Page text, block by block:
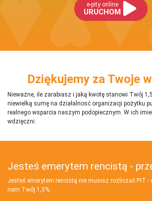
e-pity online
URUCHOM
Dziękujemy za Twoje
Nieważne, ile zarabiasz i jaką kwotę stanowi Twój
niewielką sumę na działalnosć organizacji pożytku
realnego wsparcia naszym podopiecznym. W ich
wdzięczni.
Jesteś emerytem rencistą -
Jesteś emerytem rencistą nie musisz rozliczać PIT -
nam Twój 1,5%